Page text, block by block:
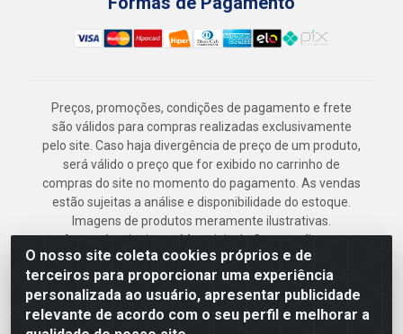
O nosso site coleta cookies próprios e de
terceiros para proporcionar uma experiência
personalizada ao usuário, apresentar publicidade
relevante de acordo com o seu perfil e melhorar a
Preços, promoções, condições de pagamento e frete
são válidos para compras realizadas exclusivamente
pelo site. Caso haja divergência de preço de um produto,
será válido o preço que for exibido no carrinho de
compras do site no momento do pagamento. As vendas
estão sujeitas a análise e disponibilidade do estoque.
Imagens de produtos meramente ilustrativas.
Armazém Jenipapo Materiais de Construção em
Geral LTDA - Rua das Flores, 2691 - Guabiraba,
Recife/PE - CEP 52.291-630 - CNPJ
41.097.379/0001-